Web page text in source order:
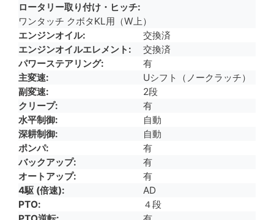
ロータリー取り付け・ヒッチ
ワンタッチ クボタKL用（W上）
エンジンオイル
交換済
エンジンオイルエレメント
交換済
パワーステアリング
有
主変速
Uシフト（ノークラッチ）
副変速
2段
クリープ
有
水平制御
自動
深耕制御
自動
ポンパ
有
バックアップ
有
オートアップ
有
4駆 (倍速)
AD
PTO
４段